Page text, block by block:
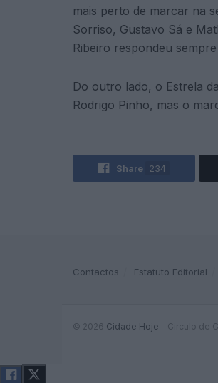
mais perto de marcar na
Sorriso, Gustavo Sá e
Ribeiro respondeu
Do outro lado, o Estrela
Rodrigo Pinho, mas o
Share 234
Contactos Estatuto Editorial
© 2026 Cidade Hoje - Circulo de